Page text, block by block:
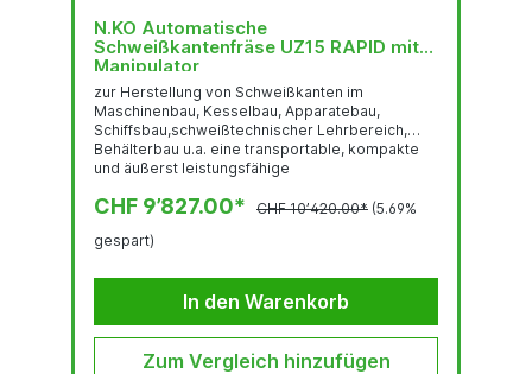
N.KO Automatische
Schweißkantenfräse UZ15 RAPID mit
Manipulator
zur Herstellung von Schweißkanten im
Maschinenbau, Kesselbau, Apparatebau,
Schiffsbau,schweißtechnischer Lehrbereich,
Behälterbau u.a. eine transportable, kompakte
und äußerst leistungsfähige
bis 15 mm Fasenbreite und stufenlos
Herstellung der Schweißnaht erfolgt durch
einesAbschermessers. Das Funktionsprinzip ist
sehr effizient und arbeitet laufruhig und
CHF 9’827.00* CHF 10’420.00* (5.69%
gespart)
In den Warenkorb
Zum Vergleich hinzufügen